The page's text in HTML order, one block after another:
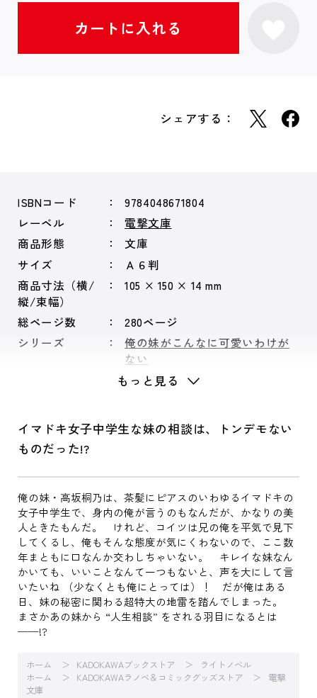
シェアする：
ISBNコード
9784048671804
レーベル
電撃文庫
商品形態
文庫
サイズ
Ａ６判
商品寸法（横/
縦/束幅）
105 × 150 × 14 mm
総ページ数
280ページ
シリーズ
俺の妹がこんなに可愛いわけが
ない
もっと見る
イマドキ女子中学生な妹の相談は、トンデモない
ものだった!?
俺の妹・高坂桐乃は、茶髪にピアスのいわゆるイマドキの
女子中学生で、身内の俺が言うのもなんだが、かなりの美
人ときたもんだ。 けれど、コイツは兄の俺を平気で見下
してくるし、俺もそんな態度が気にくわないので、ここ数
年まともに口なんか交わしちゃいない。 キレイな妹なん
かいても、いいことなんて一つもないと、声を大にして言
いたいね （少なくとも俺にとっては）！ だが俺はある
日、妹の秘密に関わる超特大の地雷を踏んでしまった。
まさかあの妹から “人生相談” をされる羽目になるとは
──!?
ホーム KADOKAWAブックストア
ライトノベル
ホーム
KADOKAWAラノベ＆コミックグッズストア
電撃
文庫